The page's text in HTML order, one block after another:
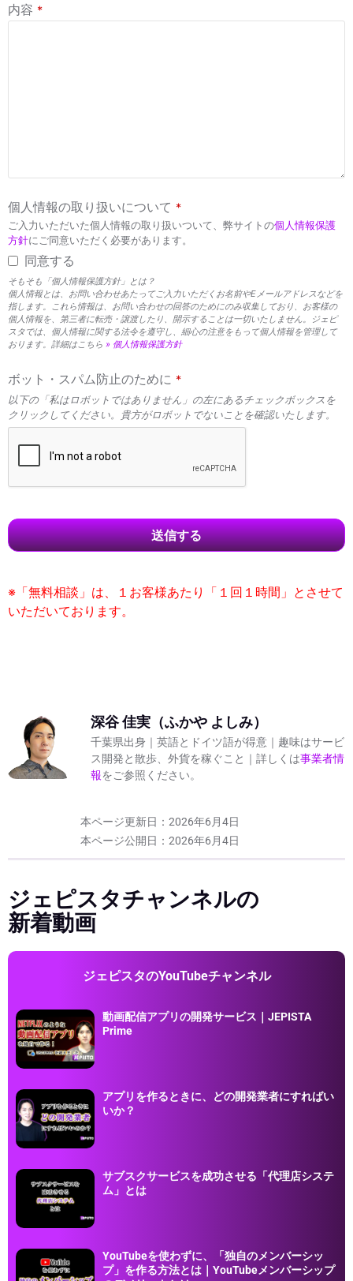
内容 *
個人情報の取り扱いについて *
ご入力いただいた個人情報の取り扱いついて、弊サイトの個人情報保護
方針にご同意いただく必要があります。
同意する
そもそも「個人情報保護方針」とは？
個人情報とは、お問い合わせあたってご入力いただくお名前やEメールアドレスなどを
指します。これら情報は、お問い合わせの回答のためにのみ収集しており、お客様の
個人情報を、第三者に転売・譲渡したり、開示することは一切いたしません。ジェピ
スタでは、個人情報に関する法令を遵守し、細心の注意をもって個人情報を管理して
おります。詳細はこちら » 個人情報保護方針
ボット・スパム防止のために *
以下の「私はロボットではありません」の左にあるチェックボックスを
クリックしてください。貴方がロボットでないことを確認いたします。
送信する
※「無料相談」は、１お客様あたり「１回１時間」とさせて
いただいております。
深谷 佳実（ふかや よしみ）
千葉県出身｜英語とドイツ語が得意｜趣味はサービ
ス開発と散歩、外貨を稼ぐこと｜詳しくは事業者情
報をご参照ください。
本ページ更新日： 2026年6月4日
本ページ公開日： 2026年6月4日
ジェピスタチャンネルの
新着動画
ジェピスタのYouTubeチャンネル
動画配信アプリの開発サービス｜JEPISTA
Prime
アプリを作るときに、どの開発業者にすればい
いか？
サブスクサービスを成功させる「代理店システ
ム」とは
YouTubeを使わずに、「独自のメンバーシッ
プ」を作る方法とは｜YouTubeメンバーシップ